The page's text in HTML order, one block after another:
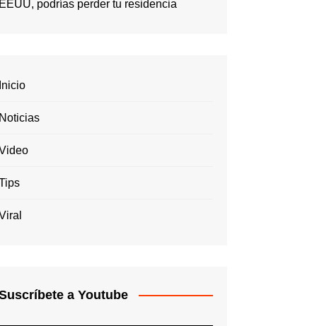
EEUU, podrías perder tu residencia
Inicio
Noticias
a Youtube